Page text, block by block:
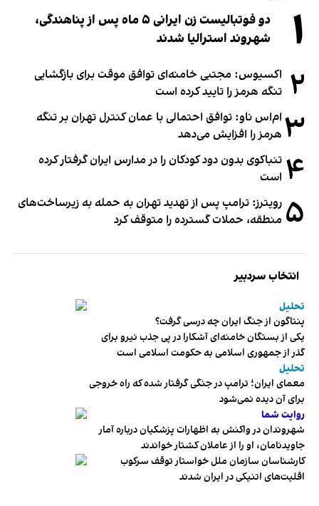
۱
دو فوتبالیست زن ایرانی ۵ ماه پس از پناهندگی،
شهروند استرالیا شدند
۲ اکسیوس: مجتبی خامنه‌ای توافق موقت برای بازگشایی
تنگه هرمز را تایید کرده است
۳ ام‌اس ناو: توافق احتمالی با عمان کنترل تهران بر تنگه
هرمز را افزایش می‌دهد
۴ تنباکوی بدون دود کودکان را در مدارس ایران گرفتار کرده
است
۵ رویترز: ترامپ پس از تهدید تهران به حمله به زیرساخت‌های
منطقه، حملات گسترده را متوقف کرد
انتخاب سردبیر
تحلیل
پنتاگون از جنگ ایران چه درسی گرفت؟
یکی از بستگان خامنه‌ای آشکارا در پی جذب نیرو برای
گذر از جمهوری اسلامی به حکومت اسلامی است
تحلیل
معمای ایران؛ ترامپ در جنگی گرفتار شده که راه خروجی
برای آن دیده نمی‌شود
روایت شما
شهروندان در واکنش به اظهارات پزشکیان درباره آمار
جاویدنامان، او را از عاملان کشتار خواندند
کارشناسان سازمان ملل خواستار توقف سرکوب
اقلیت‌های اتنیکی در ایران شدند